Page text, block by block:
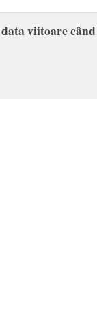
viitoare când